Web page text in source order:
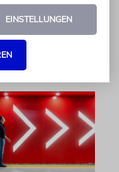
Wassers lehren
EINSTELLUNGEN